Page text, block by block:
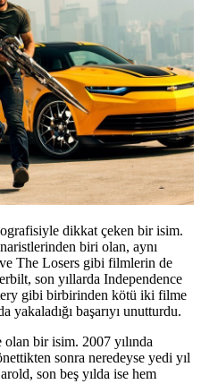
dikkat çeken bir isim.
biri olan, aynı
The Losers gibi filmlerin de
son yıllarda Independence
gibi birbirinden kötü iki filme
yakaladığı başarıyı unutturdu.
bir isim. 2007 yılında
sonra neredeyse yedi yıl
son beş yılda ise hem